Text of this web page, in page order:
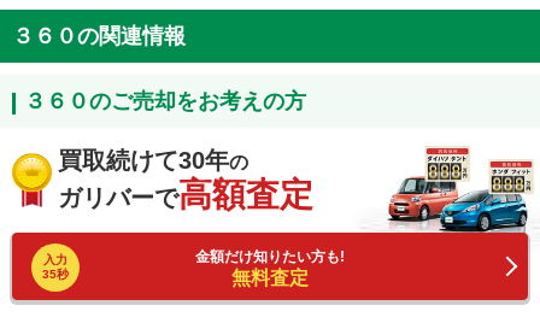
３６０の関連情報
３６０のご売却をお考えの方
買取続けて30年の
ガリバーで高額査定
入力
35秒
金額だけ知りたい方も!
無料査定